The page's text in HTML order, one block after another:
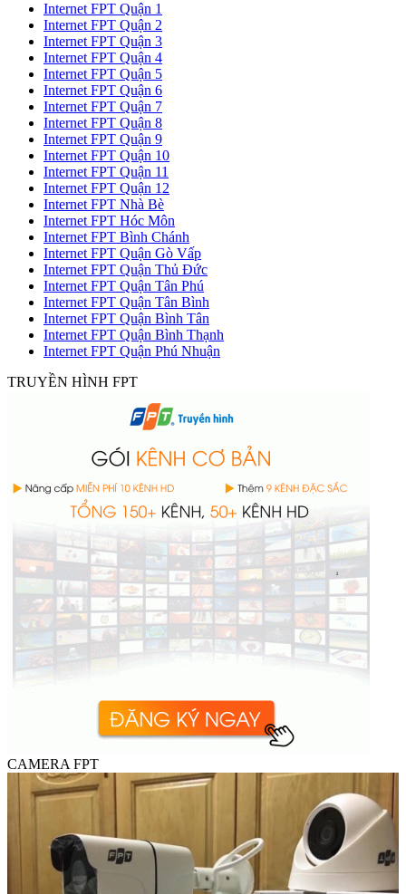
Internet FPT Quận 1
Internet FPT Quận 2
Internet FPT Quận 3
Internet FPT Quận 4
Internet FPT Quận 5
Internet FPT Quận 6
Internet FPT Quận 7
Internet FPT Quận 8
Internet FPT Quận 9
Internet FPT Quận 10
Internet FPT Quận 11
Internet FPT Quận 12
Internet FPT Nhà Bè
Internet FPT Hóc Môn
Internet FPT Bình Chánh
Internet FPT Quận Gò Vấp
Internet FPT Quận Thủ Đức
Internet FPT Quận Tân Phú
Internet FPT Quận Tân Bình
Internet FPT Quận Bình Tân
Internet FPT Quận Bình Thạnh
Internet FPT Quận Phú Nhuận
TRUYỀN HÌNH FPT
CAMERA FPT